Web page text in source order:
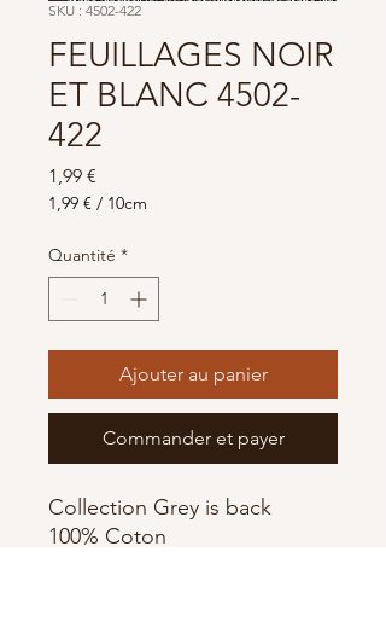
SKU : 4502-422
FEUILLAGES NOIR
ET BLANC 4502-
422
1,99 €
1,99 € / 10cm
pour
10
Centimètres
Quantité *
Ajouter au panier
Commander et payer
Collection Grey is back
100% Coton